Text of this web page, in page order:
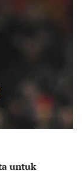
untuk